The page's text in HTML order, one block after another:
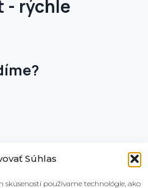
Súhlas
skúseností používame technológie, ako
- rýchle